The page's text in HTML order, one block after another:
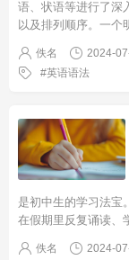
语、状语等进行了深
以及排列顺序。一个
佚名 2024-
英语语法
是初中生的学习法宝
在假期里反复诵读、
佚名 2024-